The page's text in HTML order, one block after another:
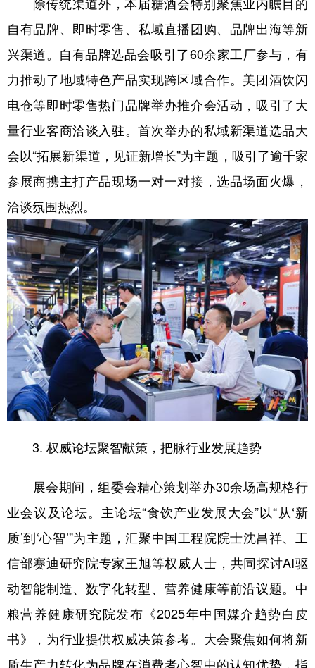
除传统渠道外，本届糖酒会特别聚焦业内瞩目的
自有品牌、即时零售、私域直播团购、品牌出海等新
兴渠道。自有品牌选品会吸引了60余家工厂参与，有
力推动了地域特色产品实现跨区域合作。美团酒饮闪
电仓等即时零售热门品牌举办推介会活动，吸引了大
量行业客商洽谈入驻。首次举办的私域新渠道选品大
会以“拓展新渠道，见证新增长”为主题，吸引了逾千家
参展商携主打产品现场一对一对接，选品场面火爆，
洽谈氛围热烈。
3. 权威论坛聚智献策，把脉行业发展趋势
展会期间，组委会精心策划举办30余场高规格行
业会议及论坛。主论坛“食饮产业发展大会”以“从‘新
质’到‘心智’”为主题，汇聚中国工程院院士沈昌祥、工
信部赛迪研究院专家王旭等权威人士，共同探讨AI驱
动智能制造、数字化转型、营养健康等前沿议题。中
粮营养健康研究院发布《2025年中国媒介趋势白皮
书》，为行业提供权威决策参考。大会聚焦如何将新
质生产力转化为品牌在消费者心智中的认知优势，指